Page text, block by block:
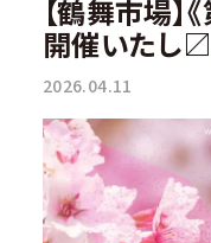
【鶴舞市場
開催いたし〼
2026.04.11